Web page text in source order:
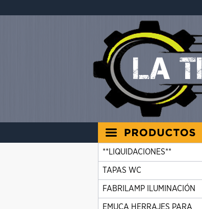
**LIQUIDACIONES**
TAPAS WC
FABRILAMP ILUMINACIÓN
EMUCA HERRAJES PARA